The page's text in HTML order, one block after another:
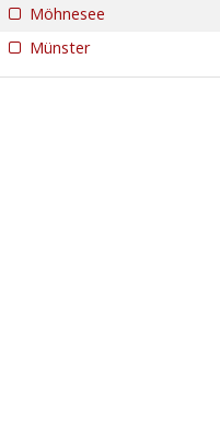
Möhnesee
Münster